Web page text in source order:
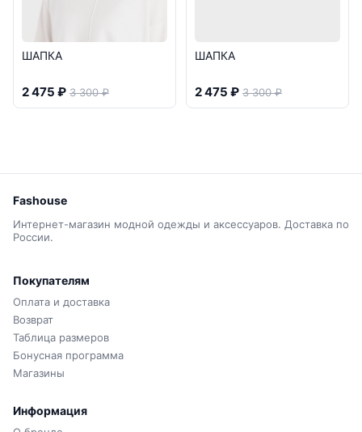
ШАПКА
2 475 ₽ 3 300 ₽
ШАПКА
2 475 ₽ 3 300 ₽
Fashouse
Интернет-магазин модной одежды и аксессуаров. Доставка по
России.
Покупателям
Оплата и доставка
Возврат
Таблица размеров
Бонусная программа
Магазины
Информация